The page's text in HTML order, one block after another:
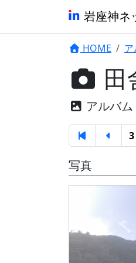
岩座神ネ
HOME
田
アルバ
写真